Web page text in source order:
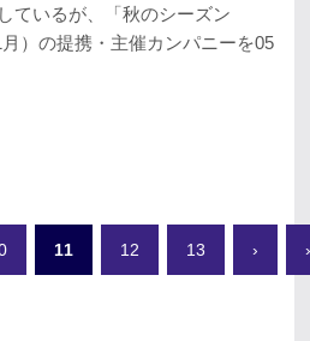
ているが、「秋のシーズン
）の提携・主催カンパニーを05
11 12 13 ›